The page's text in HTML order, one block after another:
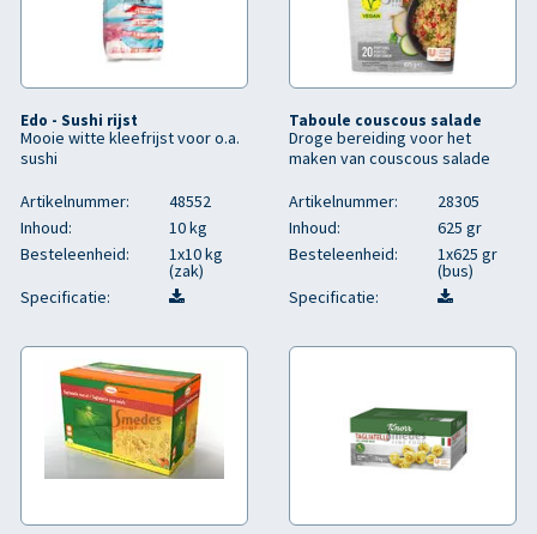
Edo - Sushi rijst
Mooie witte kleefrijst voor o.a.
sushi
Artikelnummer:
48552
Inhoud:
10 kg
Besteleenheid:
1x10 kg
(zak)
Specificatie:
Taboule couscous salade
Droge bereiding voor het
maken van couscous salade
Artikelnummer:
28305
Inhoud:
625 gr
Besteleenheid:
1x625 gr
(bus)
Specificatie: